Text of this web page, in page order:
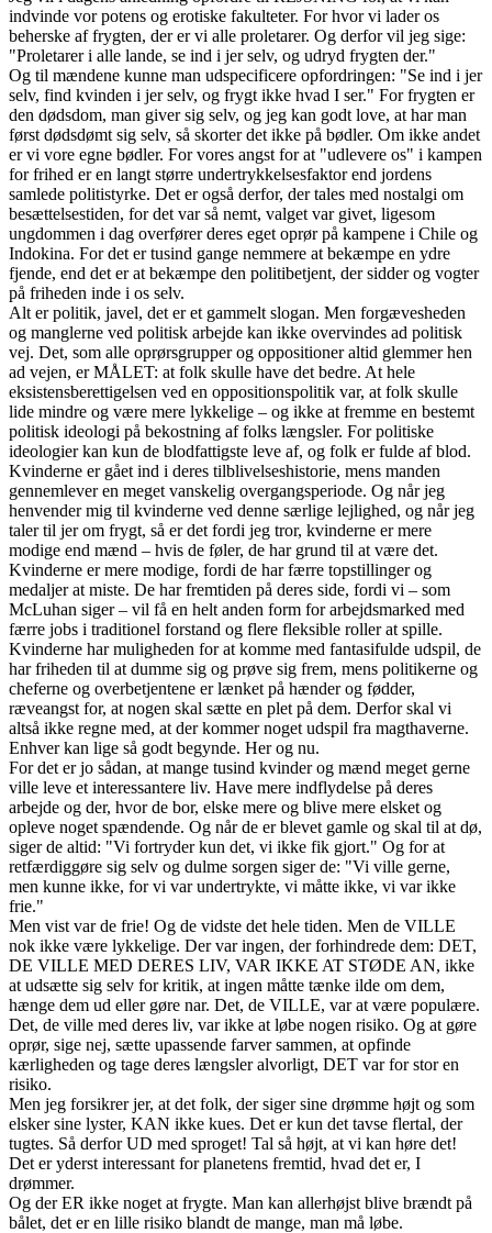
indvinde vor potens og erotiske fakulteter. For hvor vi lader os
beherske af frygten, der er vi alle proletarer. Og derfor vil jeg sige:
"Proletarer i alle lande, se ind i jer selv, og udryd frygten der."
Og til mændene kunne man udspecificere opfordringen: "Se ind i jer
selv, find kvinden i jer selv, og frygt ikke hvad I ser." For frygten er
den dødsdom, man giver sig selv, og jeg kan godt love, at har man
først dødsdømt sig selv, så skorter det ikke på bødler. Om ikke andet
er vi vore egne bødler. For vores angst for at "udlevere os" i kampen
for frihed er en langt større undertrykkelsesfaktor end jordens
samlede politistyrke. Det er også derfor, der tales med nostalgi om
besættelsestiden, for det var så nemt, valget var givet, ligesom
ungdommen i dag overfører deres eget oprør på kampene i Chile og
Indokina. For det er tusind gange nemmere at bekæmpe en ydre
fjende, end det er at bekæmpe den politibetjent, der sidder og vogter
på friheden inde i os selv.
Alt er politik, javel, det er et gammelt slogan. Men forgævesheden
og manglerne ved politisk arbejde kan ikke overvindes ad politisk
vej. Det, som alle oprørsgrupper og oppositioner altid glemmer hen
ad vejen, er MÅLET: at folk skulle have det bedre. At hele
eksistensberettigelsen ved en oppositionspolitik var, at folk skulle
lide mindre og være mere lykkelige – og ikke at fremme en bestemt
politisk ideologi på bekostning af folks længsler. For politiske
ideologier kan kun de blodfattigste leve af, og folk er fulde af blod.
Kvinderne er gået ind i deres tilblivelseshistorie, mens manden
gennemlever en meget vanskelig overgangsperiode. Og når jeg
henvender mig til kvinderne ved denne særlige lejlighed, og når jeg
taler til jer om frygt, så er det fordi jeg tror, kvinderne er mere
modige end mænd – hvis de føler, de har grund til at være det.
Kvinderne er mere modige, fordi de har færre topstillinger og
medaljer at miste. De har fremtiden på deres side, fordi vi – som
McLuhan siger – vil få en helt anden form for arbejdsmarked med
færre jobs i traditionel forstand og flere fleksible roller at spille.
Kvinderne har muligheden for at komme med fantasifulde udspil, de
har friheden til at dumme sig og prøve sig frem, mens politikerne og
cheferne og overbetjentene er lænket på hænder og fødder,
ræveangst for, at nogen skal sætte en plet på dem. Derfor skal vi
altså ikke regne med, at der kommer noget udspil fra magthaverne.
Enhver kan lige så godt begynde. Her og nu.
For det er jo sådan, at mange tusind kvinder og mænd meget gerne
ville leve et interessantere liv. Have mere indflydelse på deres
arbejde og der, hvor de bor, elske mere og blive mere elsket og
opleve noget spændende. Og når de er blevet gamle og skal til at dø,
siger de altid: "Vi fortryder kun det, vi ikke fik gjort." Og for at
retfærdiggøre sig selv og dulme sorgen siger de: "Vi ville gerne,
men kunne ikke, for vi var undertrykte, vi måtte ikke, vi var ikke
frie."
Men vist var de frie! Og de vidste det hele tiden. Men de VILLE
nok ikke være lykkelige. Der var ingen, der forhindrede dem: DET,
DE VILLE MED DERES LIV, VAR IKKE AT STØDE AN, ikke
at udsætte sig selv for kritik, at ingen måtte tænke ilde om dem,
hænge dem ud eller gøre nar. Det, de VILLE, var at være populære.
Det, de ville med deres liv, var ikke at løbe nogen risiko. Og at gøre
oprør, sige nej, sætte upassende farver sammen, at opfinde
kærligheden og tage deres længsler alvorligt, DET var for stor en
risiko.
Men jeg forsikrer jer, at det folk, der siger sine drømme højt og som
elsker sine lyster, KAN ikke kues. Det er kun det tavse flertal, der
tugtes. Så derfor UD med sproget! Tal så højt, at vi kan høre det!
Det er yderst interessant for planetens fremtid, hvad det er, I
drømmer.
Og der ER ikke noget at frygte. Man kan allerhøjst blive brændt på
bålet, det er en lille risiko blandt de mange, man må løbe.